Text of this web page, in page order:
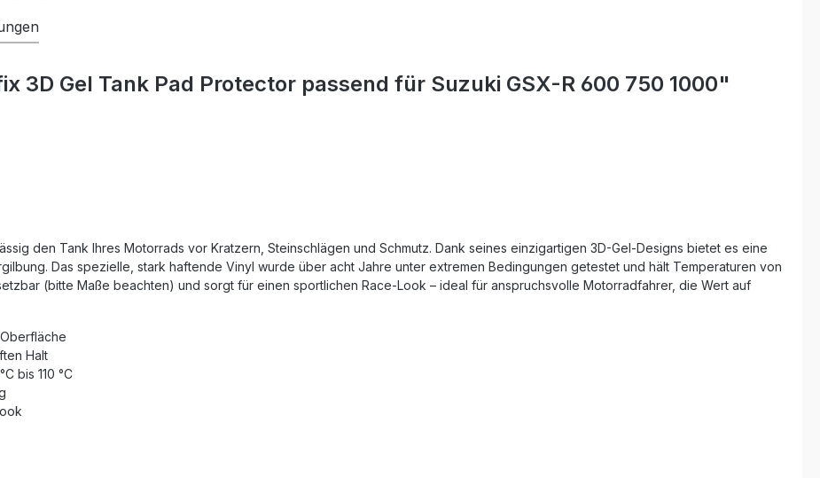
3D Gel Tank Pad Protector passend für Suzuki GSX-R 600 750 1000"
den Tank Ihres Motorrads vor Kratzern, Steinschlägen und Schmutz. Dank seines einzigartigen 3D-Gel-Designs bietet es eine
Das spezielle, stark haftende Vinyl wurde über acht Jahre unter extremen Bedingungen getestet und hält Temperaturen von
(bitte Maße beachten) und sorgt für einen sportlichen Race-Look – ideal für anspruchsvolle Motorradfahrer, die Wert auf
Halt
bis 110 °C